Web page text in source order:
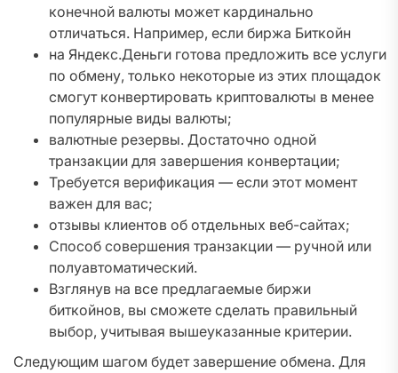
конечной валюты может кардинально
отличаться. Например, если биржа Биткойн
на Яндекс.Деньги готова предложить все услуги
по обмену, только некоторые из этих площадок
смогут конвертировать криптовалюты в менее
популярные виды валюты;
валютные резервы. Достаточно одной
транзакции для завершения конвертации;
Требуется верификация — если этот момент
важен для вас;
отзывы клиентов об отдельных веб-сайтах;
Способ совершения транзакции — ручной или
полуавтоматический.
Взглянув на все предлагаемые биржи
биткойнов, вы сможете сделать правильный
выбор, учитывая вышеуказанные критерии.
Следующим шагом будет завершение обмена. Для